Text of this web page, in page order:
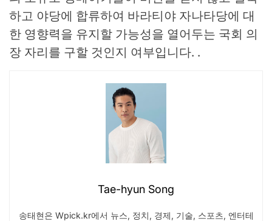
하고 야당에 합류하여 바라티야 자나타당에 대
한 영향력을 유지할 가능성을 열어두는 국회 의
장 자리를 구할 것인지 여부입니다. .
Tae-hyun Song
송태현은 Wpick.kr에서 뉴스, 정치, 경제, 기술, 스포츠, 엔터테